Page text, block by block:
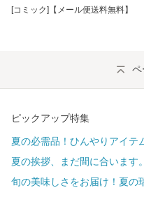
[コミック]【メール便送料無料】
ペ
ピックアップ特集
夏の必需品！ひんやりアイテ
夏の挨拶、まだ間に合います。
旬の美味しさをお届け！夏の